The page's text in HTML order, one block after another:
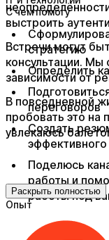
выстроить
​Встречи могут
консультации.
зависимости от
​В повседневной
пробовать это на
увлекаюсь
С чем помогу
стратегию
Определить
переговоров
Создать
Поделюсь
работы и
работы под
Выстроить
сферы
Раскрыть полностью
Опыт